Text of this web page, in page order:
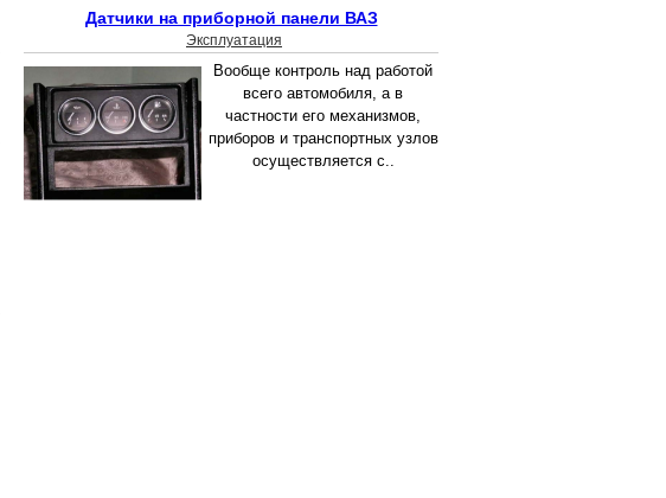
Датчики на приборной панели ВАЗ
Эксплуатация
Вообще контроль над работой
всего автомобиля, а в
частности его механизмов,
приборов и транспортных узлов
осуществляется с..